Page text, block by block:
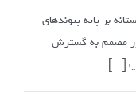
بر پایه پیوندهای
و تمدنی استوار است و ۲ کشور مصمم به گسترش
[...]